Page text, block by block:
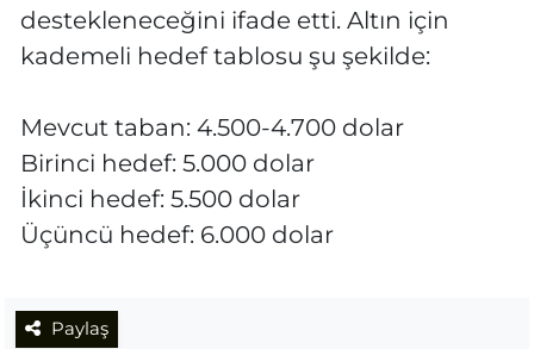
destekleneceğini ifade etti. Altın için
kademeli hedef tablosu şu şekilde:
Mevcut taban: 4.500-4.700 dolar
Birinci hedef: 5.000 dolar
İkinci hedef: 5.500 dolar
Üçüncü hedef: 6.000 dolar
Paylaş